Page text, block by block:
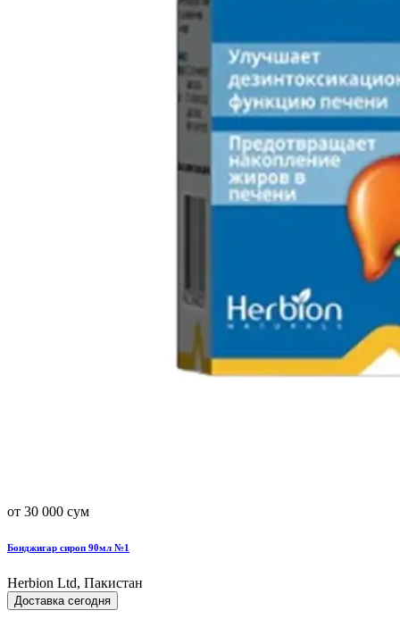
от 30 000 сум
Бонджигар сироп 90мл №1
Herbion Ltd, Пакистан
Доставка сегодня